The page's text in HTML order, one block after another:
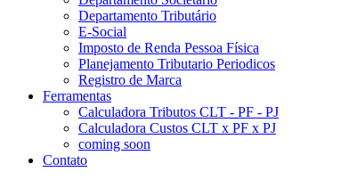
Departamento Tributário
E-Social
Imposto de Renda Pessoa Física
Planejamento Tributario Periodicos
Registro de Marca
Ferramentas
Calculadora Tributos CLT - PF - PJ
Calculadora Custos CLT x PF x PJ
coming soon
Contato